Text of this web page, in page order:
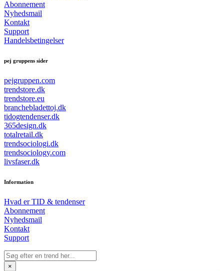
Abonnement
Nyhedsmail
Kontakt
Support
Handelsbetingelser
pej gruppens sider
pejgruppen.com
trendstore.dk
trendstore.eu
branchebladettoj.dk
tidogtendenser.dk
365design.dk
totalretail.dk
trendsociologi.dk
trendsociology.com
livsfaser.dk
Information
Hvad er TID & tendenser
Abonnement
Nyhedsmail
Kontakt
Support
×